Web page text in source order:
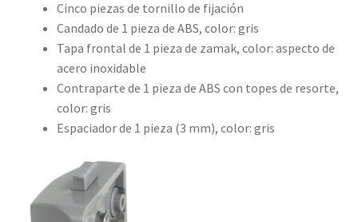
Cinco piezas de tornillo de fijación
Candado de 1 pieza de ABS, color: gris
Tapa frontal de 1 pieza de zamak, color: aspecto de
acero inoxidable
Contraparte de 1 pieza de ABS con topes de resorte,
color: gris
Espaciador de 1 pieza (3 mm), color: gris